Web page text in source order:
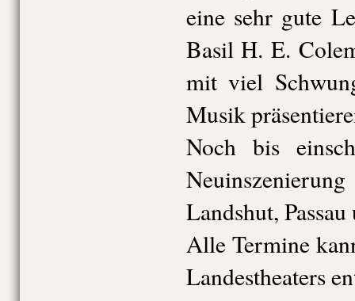
eine sehr gute
Basil H. E.
mit viel
Musik
Noch bis
Landshut,
Alle Termine
Landestheaters